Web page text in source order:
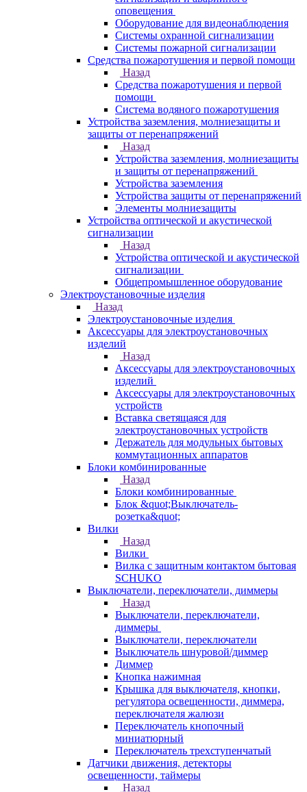
оповещения
Оборудование для видеонаблюдения
Системы охранной сигнализации
Системы пожарной сигнализации
Средства пожаротушения и первой помощи
Назад
Средства пожаротушения и первой
помощи
Система водяного пожаротушения
Устройства заземления, молниезащиты и
защиты от перенапряжений
Назад
Устройства заземления, молниезащиты
и защиты от перенапряжений
Устройства заземления
Устройства защиты от перенапряжений
Элементы молниезащиты
Устройства оптической и акустической
сигнализации
Назад
Устройства оптической и акустической
сигнализации
Общепромышленное оборудование
Электроустановочные изделия
Назад
Электроустановочные изделия
Аксессуары для электроустановочных
изделий
Назад
Аксессуары для электроустановочных
изделий
Аксессуары для электроустановочных
устройств
Вставка светящаяся для
электроустановочных устройств
Держатель для модульных бытовых
коммутационных аппаратов
Блоки комбинированные
Назад
Блоки комбинированные
Блок &quot;Выключатель-
розетка&quot;
Вилки
Назад
Вилки
Вилка с защитным контактом бытовая
SCHUKO
Выключатели, переключатели, диммеры
Назад
Выключатели, переключатели,
диммеры
Выключатели, переключатели
Выключатель шнуровой/диммер
Диммер
Кнопка нажимная
Крышка для выключателя, кнопки,
регулятора освещенности, диммера,
переключателя жалюзи
Переключатель кнопочный
миниатюрный
Переключатель трехступенчатый
Датчики движения, детекторы
освещенности, таймеры
Назад